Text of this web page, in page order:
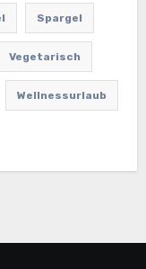
Spargel
Vegetarisch
Wellnessurlaub